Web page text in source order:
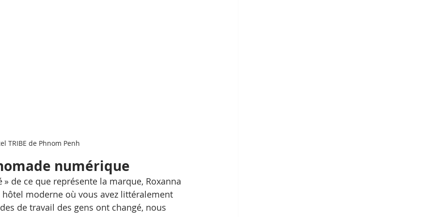
TRIBE de Phnom Penh
numérique
» de ce que représente la marque, Roxanna
moderne où vous avez littéralement
de travail des gens ont changé, nous